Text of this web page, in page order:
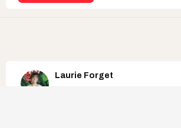
Laurie Forget